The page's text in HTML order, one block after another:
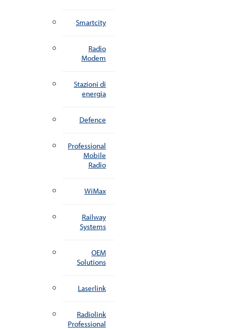
Smartcity
Radio
Modem
Stazioni di
energia
Defence
Professional
Mobile
Radio
WiMax
Railway
Systems
OEM
Solutions
Laserlink
Radiolink
Professional